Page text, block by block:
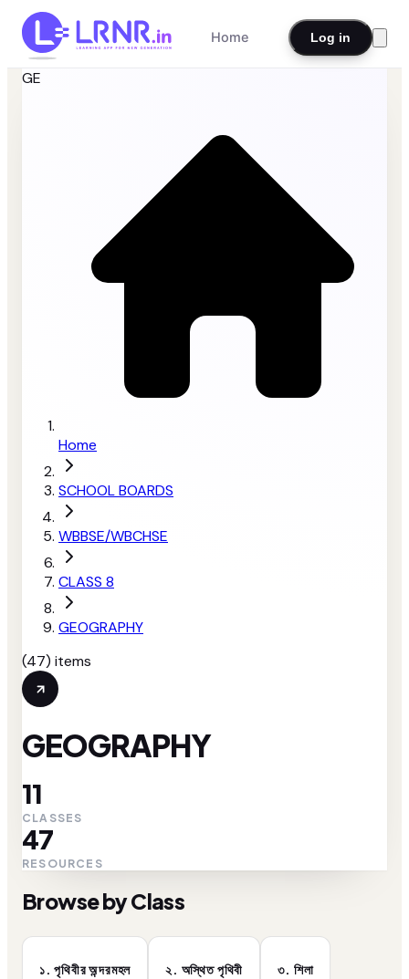
Home Log in
GE
Home
SCHOOL BOARDS
WBBSE/WBCHSE
CLASS 8
GEOGRAPHY
(47) items
GEOGRAPHY
11
CLASSES
47
RESOURCES
Browse by Class
১. পৃথিবীর অন্দরমহল ২. অস্থিত পৃথিবী ৩. শিলা